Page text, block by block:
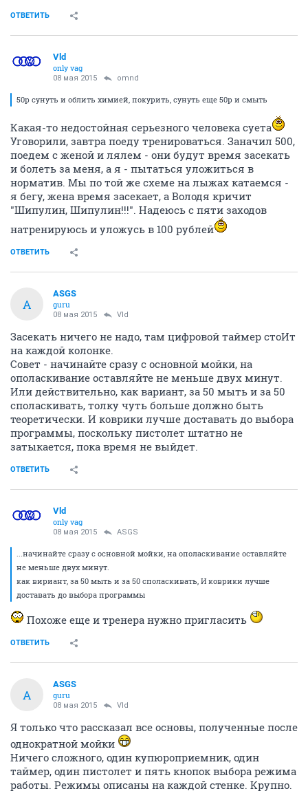
ОТВЕТИТЬ
Vld
only vag
08 мая 2015 omnd
50р сунуть и облить химией, покурить, сунуть еще 50р и смыть
Какая-то недостойная серьезного человека суета
Уговорили, завтра поеду тренироваться. Заначил 500,
поедем с женой и лялем - они будут время засекать
и болеть за меня, а я - пытаться уложиться в
норматив. Мы по той же схеме на лыжах катаемся -
я бегу, жена время засекает, а Володя кричит
"Шипулин, Шипулин!!!". Надеюсь с пяти заходов
натренируюсь и уложусь в 100 рублей
ОТВЕТИТЬ
A
ASGS
guru
08 мая 2015 Vld
Засекать ничего не надо, там цифровой таймер стоИт
на каждой колонке.
Совет - начинайте сразу с основной мойки, на
ополаскивание оставляйте не меньше двух минут.
Или действительно, как вариант, за 50 мыть и за 50
споласкивать, толку чуть больше должно быть
теоретически. И коврики лучше доставать до выбора
программы, поскольку пистолет штатно не
затыкается, пока время не выйдет.
ОТВЕТИТЬ
Vld
only vag
08 мая 2015 ASGS
...начинайте сразу с основной мойки, на ополаскивание оставляйте
не меньше двух минут.
как вириант, за 50 мыть и за 50 споласкивать, И коврики лучше
доставать до выбора программы
Похоже еще и тренера нужно пригласить
ОТВЕТИТЬ
A
ASGS
guru
08 мая 2015 Vld
Я только что рассказал все основы, полученные после
однократной мойки
Ничего сложного, один купюроприемник, один
таймер, один пистолет и пять кнопок выбора режима
работы. Режимы описаны на каждой стенке. Крупно.